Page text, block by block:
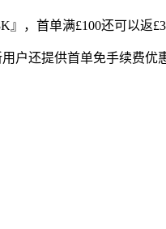
，首单满£100还可以返
户还提供首单免手续费优